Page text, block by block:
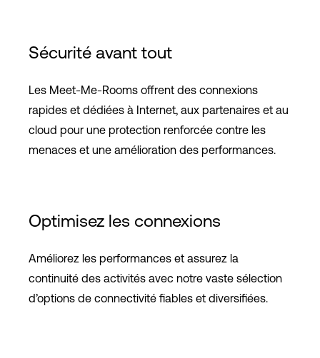
Sécurité avant tout
Les Meet-Me-Rooms offrent des connexions
rapides et dédiées à Internet, aux partenaires et au
cloud pour une protection renforcée contre les
menaces et une amélioration des performances.
Optimisez les connexions
Améliorez les performances et assurez la
continuité des activités avec notre vaste sélection
d’options de connectivité fiables et diversifiées.